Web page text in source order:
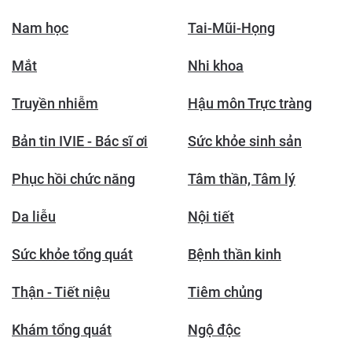
Nam học Tai-Mũi-Họng
Mắt Nhi khoa
Truyền nhiễm Hậu môn Trực tràng
Bản tin IVIE - Bác sĩ ơi Sức khỏe sinh sản
Phục hồi chức năng Tâm thần, Tâm lý
Da liễu Nội tiết
Sức khỏe tổng quát Bệnh thần kinh
Thận - Tiết niệu Tiêm chủng
Khám tổng quát Ngộ độc